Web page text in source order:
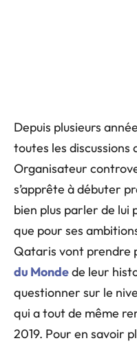
Depuis plusieurs
toutes les discussions
Organisateur
s’apprête à débuter
bien plus parler de lui
que pour ses
Qataris vont prendre
du Mondede leur
questionner sur le
qui a tout de même
2019. Pour en savoir